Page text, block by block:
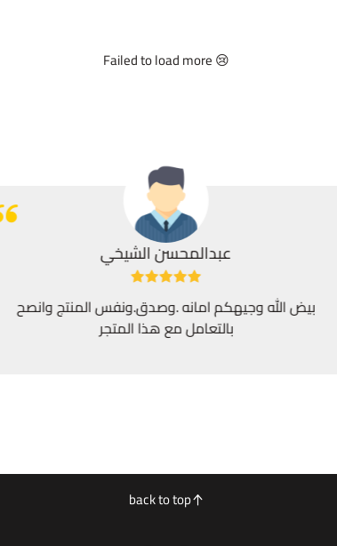
Failed to load more 😢
عبدالمحسن الشيخي
بيض الله وجيهكم امانه .وصدق.ونفس المنتج وانصح
بالتعامل مع هذا المتجر
back to top